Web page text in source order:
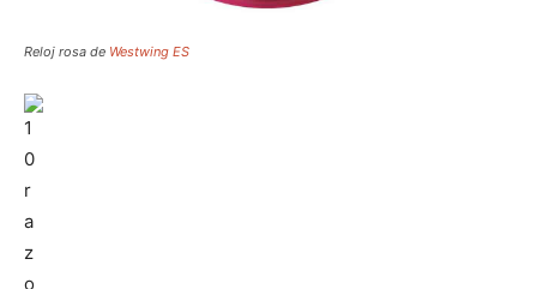
Reloj rosa de Westwing ES